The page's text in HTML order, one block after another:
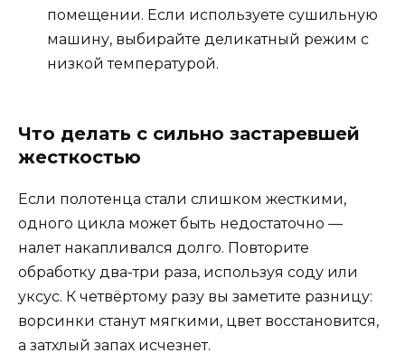
помещении. Если используете сушильную
машину, выбирайте деликатный режим с
низкой температурой.
Что делать с сильно застаревшей
жесткостью
Если полотенца стали слишком жесткими,
одного цикла может быть недостаточно —
налет накапливался долго. Повторите
обработку два-три раза, используя соду или
уксус. К четвёртому разу вы заметите разницу:
ворсинки станут мягкими, цвет восстановится,
а затхлый запах исчезнет.